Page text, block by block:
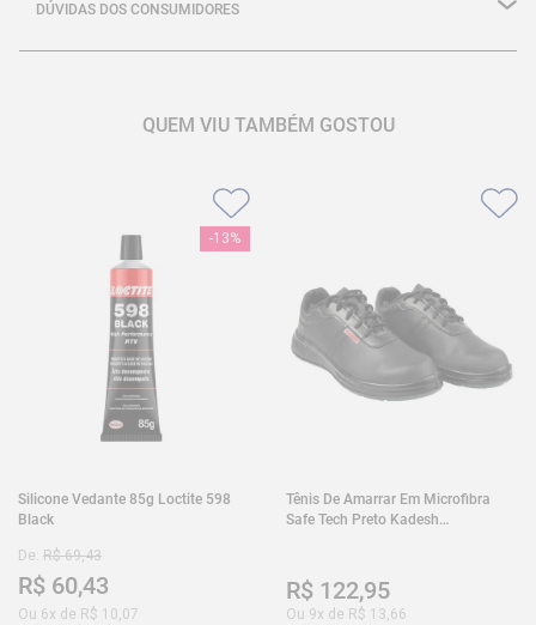
DÚVIDAS DOS CONSUMIDORES
QUEM VIU TAMBÉM GOSTOU
-13%
Silicone Vedante 85g Loctite 598
Black
De: R$ 69,43
R$ 60,43
Ou 6x de R$ 10,07
Tênis De Amarrar Em Microfibra
Safe Tech Preto Kadesh
R$ 122,95
Ou 9x de R$ 13,66